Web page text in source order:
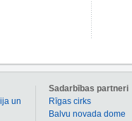
Sadarbības partneri
Rīgas cirks
Balvu novada dome
un